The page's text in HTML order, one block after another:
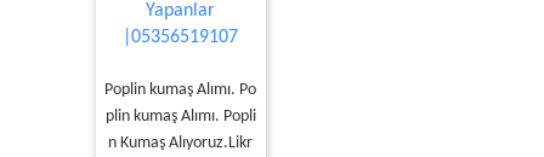
Yapanlar
|05356519107
Poplin kumaş Alımı. Po
plin kumaş Alımı. Popli
n Kumaş Alıyoruz.Likr